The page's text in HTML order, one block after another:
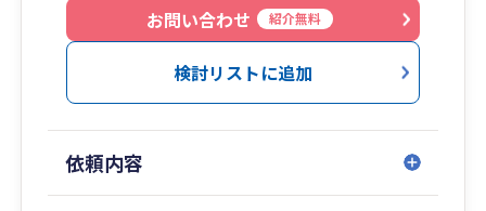
私たちは「縁のあったお客様は絶対に倒産させな
い。」という志のもと、
税務面はもちろんのこと、経営の全般的なサポー
ト業務まで、
お問い合わせ
紹介無料
検討リストに追加
依頼内容